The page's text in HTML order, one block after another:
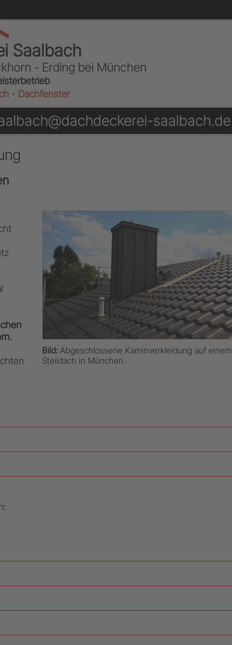
Saalbach
- Erding bei München
- Dachfenster
saalbach.de
Bild: Abgeschlossene Kaminverkleidung auf einem
Steildach in München.